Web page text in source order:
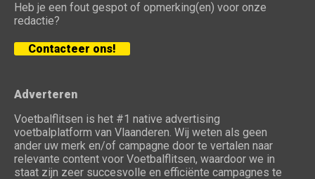
Heb je een fout gespot of opmerking(en) voor onze
redactie?
Contacteer ons!
Adverteren
Voetbalflitsen is het #1 native advertising
voetbalplatform van Vlaanderen. Wij weten als geen
ander uw merk en/of campagne door te vertalen naar
relevante content voor Voetbalflitsen, waardoor we in
staat zijn zeer succesvolle en efficiënte campagnes te